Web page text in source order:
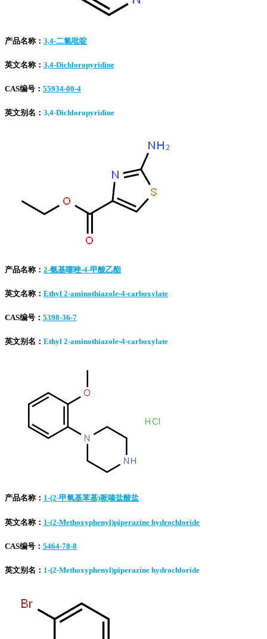
产品名称： 3,4-二氯吡啶
英文名称： 3,4-Dichloropyridine
CAS编号： 55934-00-4
英文别名： 3,4-Dichloropyridine
产品名称： 2-氨基噻唑-4-甲酸乙酯
英文名称： Ethyl 2-aminothiazole-4-carboxylate
CAS编号： 5398-36-7
英文别名： Ethyl 2-aminothiazole-4-carboxylate
产品名称： 1-(2-甲氧基苯基)哌嗪盐酸盐
英文名称： 1-(2-Methoxyphenyl)piperazine hydrochloride
CAS编号： 5464-78-8
英文别名： 1-(2-Methoxyphenyl)piperazine hydrochloride